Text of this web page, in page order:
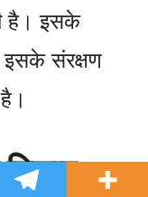
है। इसके
इसके संरक्षण